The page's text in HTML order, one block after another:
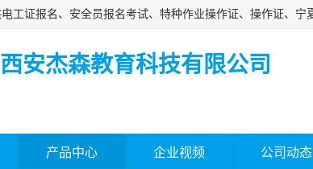
西安杰森教育科技有限公司
产品中心 企业视频 公司动态